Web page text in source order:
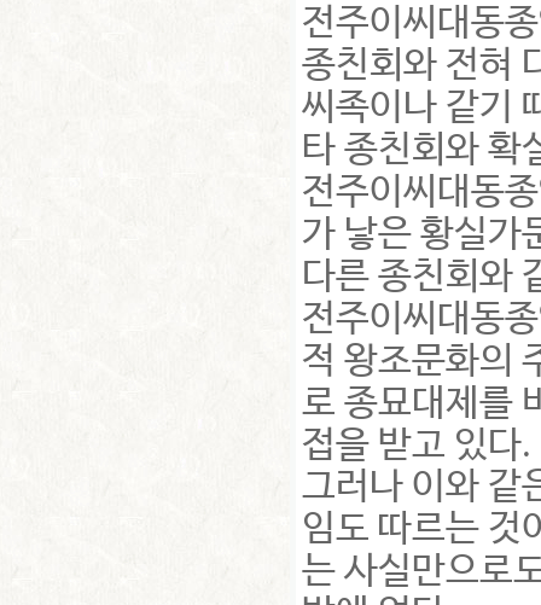
전주이씨대동
종친회와 전혀
씨족이나 같기
타 종친회와 확
전주이씨대동
가 낳은 황실가
다른 종친회와
전주이씨대동
적 왕조문화의
로 종묘대제를
접을 받고 있다.
그러나 이와 같
임도 따르는 것
는 사실만으로